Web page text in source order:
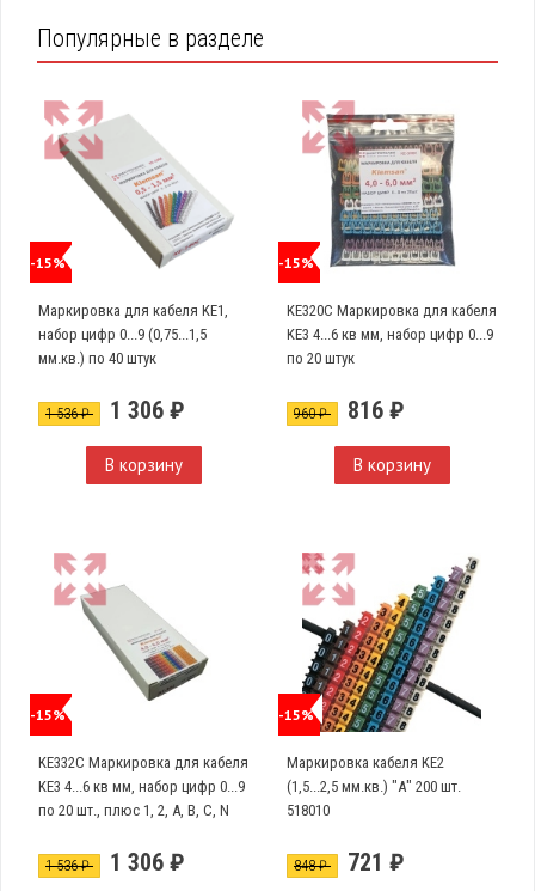
Популярные в разделе
-15%
Маркировка для кабеля KE1,
набор цифр 0...9 (0,75...1,5
мм.кв.) по 40 штук
1 536 ₽ 1 306 ₽
В корзину
-15%
KE320C Маркировка для кабеля
KE3 4...6 кв мм, набор цифр 0...9
по 20 штук
960 ₽ 816 ₽
В корзину
-15%
KE332C Маркировка для кабеля
KE3 4...6 кв мм, набор цифр 0...9
по 20 шт., плюс 1, 2, А, В, С, N
1 536 ₽ 1 306 ₽
-15%
Маркировка кабеля KE2
(1,5...2,5 мм.кв.) "А" 200 шт.
518010
848 ₽ 721 ₽